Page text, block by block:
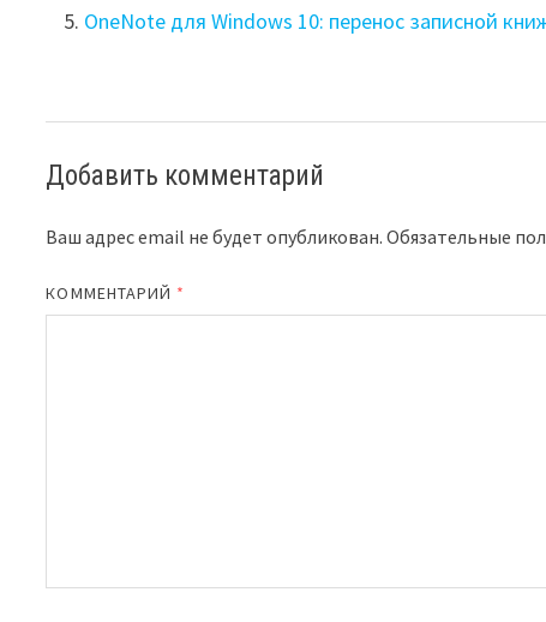
OneNote для Windows 10: перенос записной
Добавить комментарий
Ваш адрес email не будет опубликован. Обязательные
КОММЕНТАРИЙ *